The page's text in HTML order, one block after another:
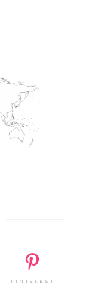
PINTEREST